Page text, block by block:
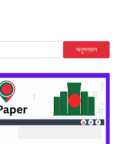
অনুসন্ধান